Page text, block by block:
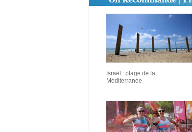
Israël : plage de la
Méditerranée